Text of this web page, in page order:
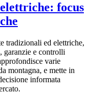
focus
tradizionali ed elettriche,
garanzie e controlli
varie
montagna, e mette in
informata